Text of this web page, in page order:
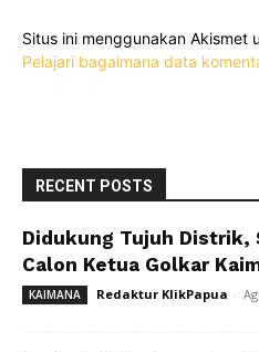
Situs ini menggunakan Akismet
Pelajari bagaimana data
RECENT POSTS
Didukung Tujuh Distrik,
Calon Ketua Golkar
KAIMANA Redaktur KlikPapua -